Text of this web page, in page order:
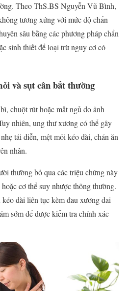
Theo ThS.BS Nguyễn Vũ Bình,
tương xứng với mức độ chấn
sâu bằng các phương pháp chẩn
sinh thiết để loại trừ nguy cơ có
và sụt cân bất thường
chuột rút hoặc mất ngủ do ảnh
nhiên, ung thư xương có thể gây
tái diễn, mệt mỏi kéo dài, chán ăn
nhân.
thường bỏ qua các triệu chứng này
cơ thể suy nhược thông thường.
dài liên tục kèm đau xương dai
sớm để được kiểm tra chính xác